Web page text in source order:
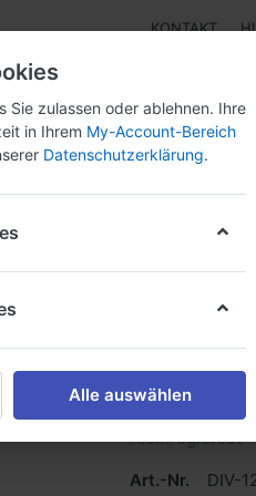
KONTAKT
Atemreglerset
Art.-Nr.
DIV-
Sie zulassen oder ablehnen. Ihre
in Ihrem My-Account-Bereich
Datenschutzerklärung.
Alle auswählen